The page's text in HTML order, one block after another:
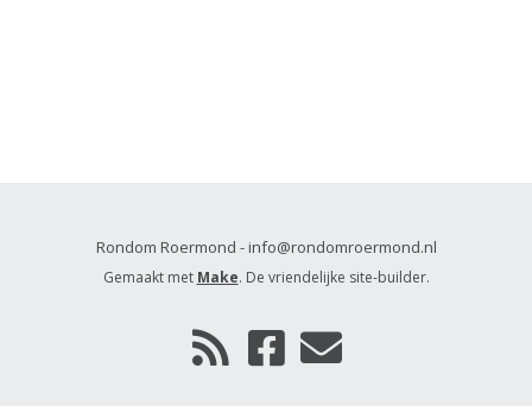
Rondom Roermond - info@rondomroermond.nl
Gemaakt met Make. De vriendelijke site-builder.